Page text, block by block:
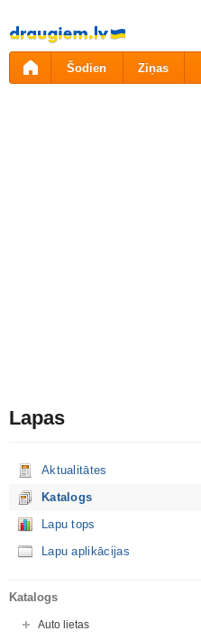
Pāriet
uz
saturu
Šodien Ziņas
Lapas
Aktualitātes
Katalogs
Lapu tops
Lapu aplikācijas
Katalogs
Auto lietas